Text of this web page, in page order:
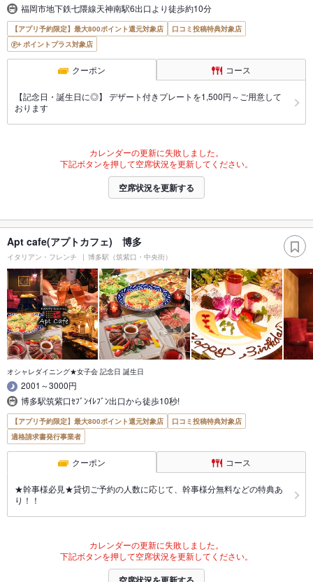
福岡市地下鉄七隈線天神南駅6出口より徒歩約10分
【アプリ予約限定】最大800ポイント還元対象店
口コミ投稿特典対象店
ポイントプラス対象店
クーポン コース
【記念日・誕生日に◎】 デザート付きプレートを1,500円～ご用意して
おります
カレンダーの更新に失敗しました。
下記ボタンを押して空席状況を更新してください。
空席状況を更新する
Apt cafe(アプトカフェ) 博多
イタリアン・フレンチ 博多駅（筑紫口・中央街）
オシャレダイニング★女子会 記念日 誕生日
2001～3000円
博多駅筑紫口ｾﾌﾞﾝｲﾚﾌﾞﾝ出口から徒歩10秒!
【アプリ予約限定】最大800ポイント還元対象店
口コミ投稿特典対象店
適格請求書発行事業者
クーポン コース
★幹事様必見★貸切ご予約の人数に応じて、幹事様分無料などの特典あ
り！！
カレンダーの更新に失敗しました。
下記ボタンを押して空席状況を更新してください。